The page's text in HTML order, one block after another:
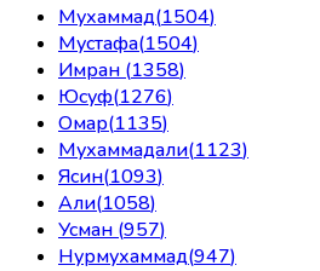
Мухаммад(1504)
Мустафа(1504)
Имран (1358)
Юсуф(1276)
Омар(1135)
Мухаммадали(1123)
Ясин(1093)
Али(1058)
Усман (957)
Нурмухаммад(947)